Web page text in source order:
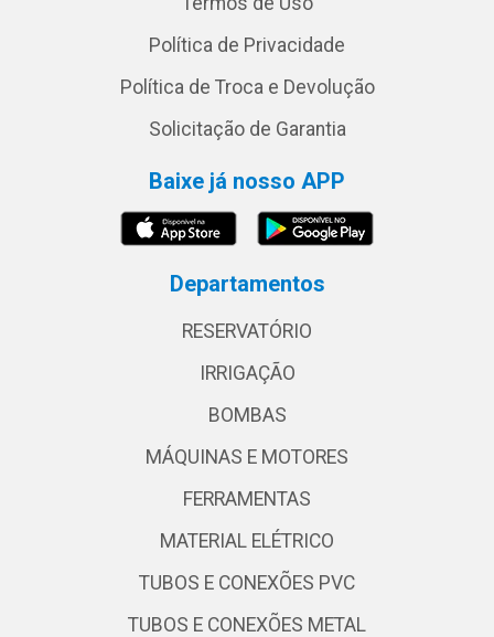
Política de Privacidade
Política de Troca e Devolução
Solicitação de Garantia
Baixe já nosso APP
Departamentos
RESERVATÓRIO
IRRIGAÇÃO
BOMBAS
MÁQUINAS E MOTORES
FERRAMENTAS
MATERIAL ELÉTRICO
TUBOS E CONEXÕES PVC
TUBOS E CONEXÕES METAL